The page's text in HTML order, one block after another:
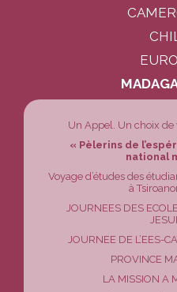
Un Appel. Un choix de
« Pèlerins de
national
Voyage d’études des
à
JOURNEES DES
JOURNEE DE L’EES-
PROVINCE
LA MISSION A